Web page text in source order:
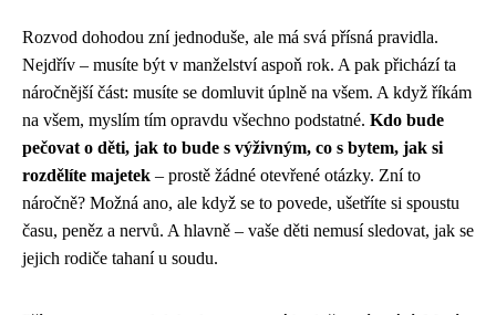
Rozvod dohodou zní jednoduše, ale má svá přísná pravidla.
Nejdřív – musíte být v manželství aspoň rok. A pak přichází ta
náročnější část: musíte se domluvit úplně na všem. A když říkám
na všem, myslím tím opravdu všechno podstatné. Kdo bude
pečovat o děti, jak to bude s výživným, co s bytem, jak si
rozdělíte majetek – prostě žádné otevřené otázky. Zní to
náročně? Možná ano, ale když se to povede, ušetříte si spoustu
času, peněz a nervů. A hlavně – vaše děti nemusí sledovat, jak se
jejich rodiče tahaní u soudu.